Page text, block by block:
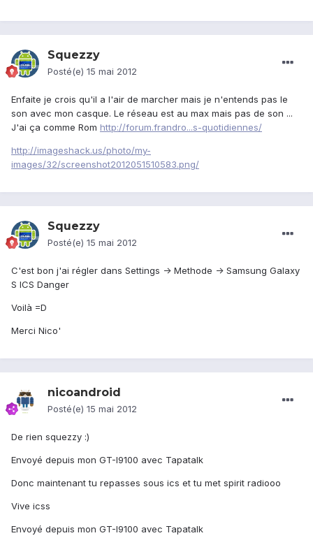
Squezzy
Posté(e) 15 mai 2012
Enfaite je crois qu'il a l'air de marcher mais je n'entends pas le
son avec mon casque. Le réseau est au max mais pas de son ...
J'ai ça comme Rom http://forum.frandro...s-quotidiennes/
http://imageshack.us/photo/my-
images/32/screenshot2012051510583.png/
Squezzy
Posté(e) 15 mai 2012
C'est bon j'ai régler dans Settings -> Methode -> Samsung Galaxy
S ICS Danger
Voilà =D
Merci Nico'
nicoandroid
Posté(e) 15 mai 2012
De rien squezzy :)
Envoyé depuis mon GT-I9100 avec Tapatalk
Donc maintenant tu repasses sous ics et tu met spirit radiooo
Vive icss
Envoyé depuis mon GT-I9100 avec Tapatalk